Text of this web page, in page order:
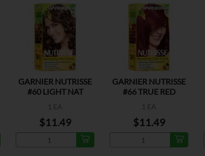
GARNIER NUTRISSE
#60 LIGHT NAT
1 EA
$11.49
GARNIER NUTRISSE
#66 TRUE RED
1 EA
$11.49